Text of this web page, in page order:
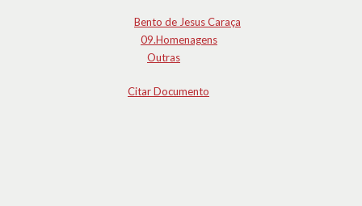
Bento de Jesus Caraça
09.Homenagens
Outras
Citar Documento